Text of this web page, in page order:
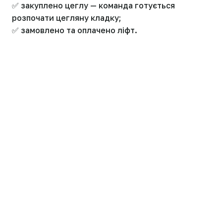
✅ закуплено цеглу — команда готується
розпочати цегляну кладку;
✅ замовлено та оплачено ліфт.